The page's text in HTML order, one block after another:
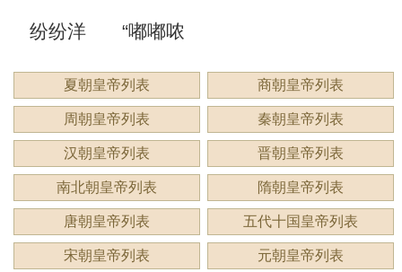
么意
思？
是什么
意思？ 思？用
来形容
什么？
什么意
思？
纷纷洋
洋：描
绘繁复
景象的
生动成
“嘟嘟哝
哝”是成
语吗？
用来形
容什
夏朝皇帝列表 商朝皇帝列表
周朝皇帝列表 秦朝皇帝列表
汉朝皇帝列表 晋朝皇帝列表
南北朝皇帝列表 隋朝皇帝列表
唐朝皇帝列表 五代十国皇帝列表
宋朝皇帝列表 元朝皇帝列表